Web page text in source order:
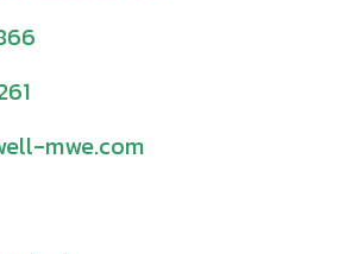
mwe.com